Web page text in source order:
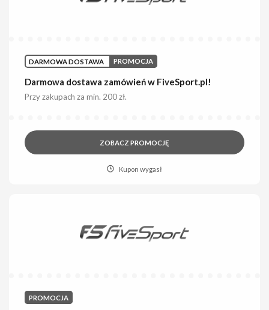
DARMOWA DOSTAWA PROMOCJA
Darmowa dostawa zamówień w FiveSport.pl!
Przy zakupach za min. 200 zł.
ZOBACZ PROMOCJĘ
Kupon wygasł
PROMOCJA